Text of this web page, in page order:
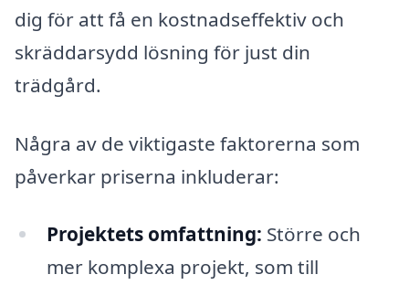
dig för att få en kostnadseffektiv och
skräddarsydd lösning för just din
trädgård.
Några av de viktigaste faktorerna som
påverkar priserna inkluderar:
Projektets omfattning: Större och
mer komplexa projekt, som till